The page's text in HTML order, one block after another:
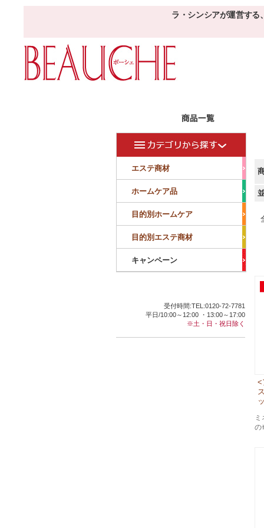
ラ・シンシアが運営する
美容液 美白 小顔・痩顔
敏
エステ商材
ホームケア品
目的別ホームケア
目的別エステ商材
キャンペーン
受付時間:TEL:0120-72-7781
平日/10:00～12:00 ・13:00～17:00
※土・日・祝日除く
<
の